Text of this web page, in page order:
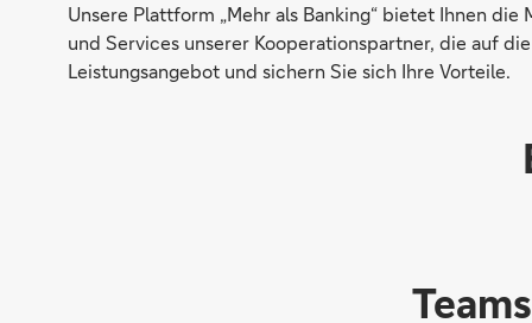
Unsere Plattform „Mehr als Banking“ bietet Ihnen
und Services unserer Kooperationspartner, die auf
Leistungsangebot und sichern Sie sich Ihre Vorteile.